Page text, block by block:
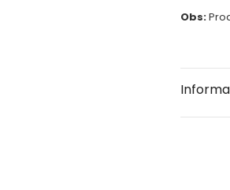
Obs: